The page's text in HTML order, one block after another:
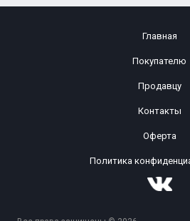
Главная
Покупателю
Продавцу
Контакты
Оферта
Политика